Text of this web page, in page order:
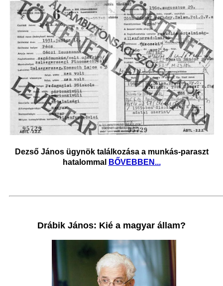
Dezső János ügynök találkozása a munkás-paraszt
hatalommal
BŐVEBBEN...
Drábik János: Kié a magyar állam?